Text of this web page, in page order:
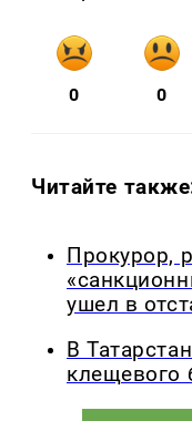
0 0
Читайте
Прокурор,
ушел в
В
клещевого